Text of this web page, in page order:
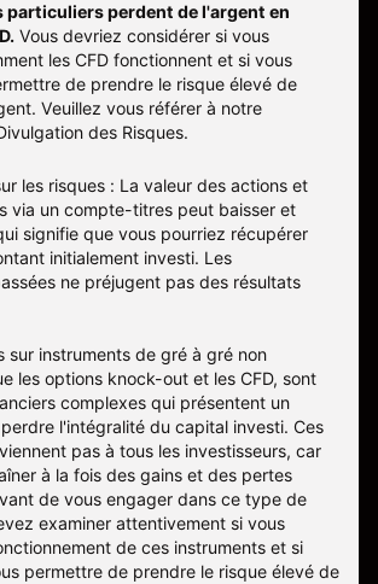
perdent de l'argent en
Vous devriez considérer si vous
les CFD fonctionnent et si vous
de prendre le risque élevé de
Veuillez vous référer à notre
des Risques.
les risques : La valeur des actions et
via un compte-titres peut baisser et
signifie que vous pourriez récupérer
initialement investi. Les
ne préjugent pas des résultats
sur instruments de gré à gré non
les options knock-out et les CFD, sont
complexes qui présentent un
l'intégralité du capital investi. Ces
pas à tous les investisseurs, car
à la fois des gains et des pertes
de vous engager dans ce type de
examiner attentivement si vous
de ces instruments et si
permettre de prendre le risque élevé de